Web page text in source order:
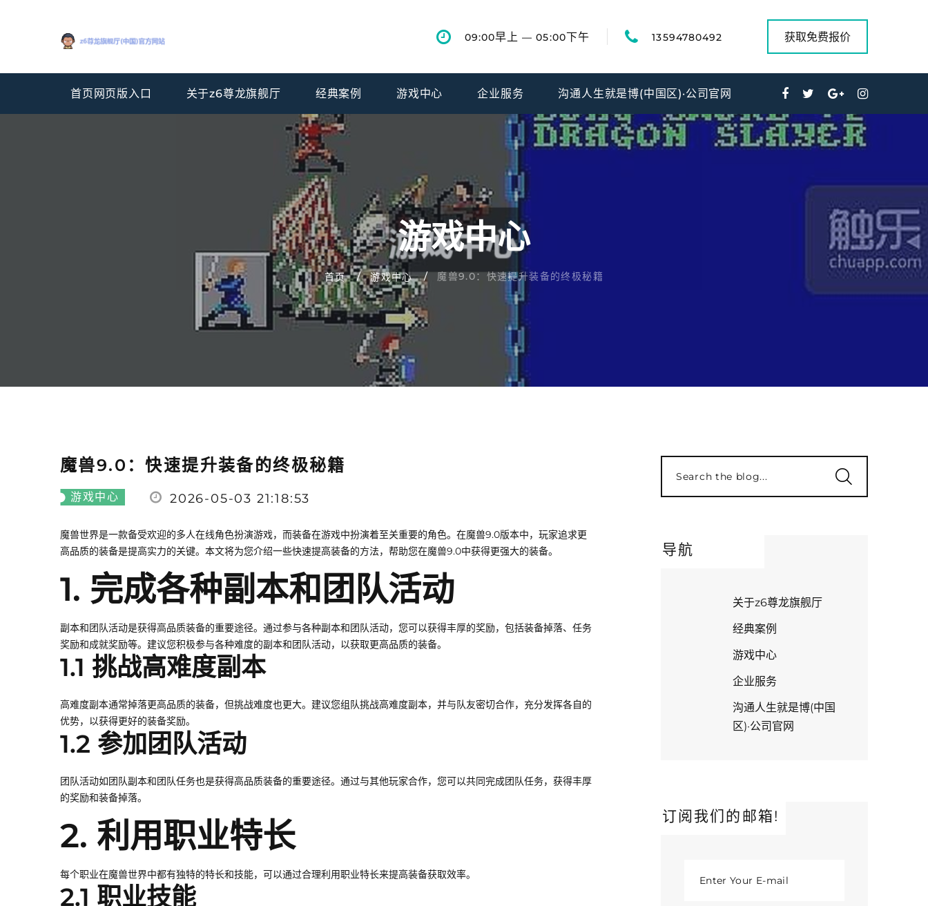
09:00早上 — 05:00下午 13594780492 获取免费报价
首页网页版入口 关于z6尊龙旗舰厅 经典案例 游戏中心 企业服务 沟通人生就是博(中国区)·公司官网
游戏中心
首页 游戏中心 魔兽9.0：快速提升装备的终极秘籍
魔兽9.0：快速提升装备的终极秘籍
游戏中心 2026-05-03 21:18:53
魔兽世界是一款备受欢迎的多人在线角色扮演游戏，而装备在游戏中扮演着至关重要的角色。在魔兽9.0版本中，玩家追求更
高品质的装备是提高实力的关键。本文将为您介绍一些快速提高装备的方法，帮助您在魔兽9.0中获得更强大的装备。
1. 完成各种副本和团队活动
副本和团队活动是获得高品质装备的重要途径。通过参与各种副本和团队活动，您可以获得丰厚的奖励，包括装备掉落、任务
奖励和成就奖励等。建议您积极参与各种难度的副本和团队活动，以获取更高品质的装备。
1.1 挑战高难度副本
高难度副本通常掉落更高品质的装备，但挑战难度也更大。建议您组队挑战高难度副本，并与队友密切合作，充分发挥各自的
优势，以获得更好的装备奖励。
1.2 参加团队活动
团队活动如团队副本和团队任务也是获得高品质装备的重要途径。通过与其他玩家合作，您可以共同完成团队任务，获得丰厚
的奖励和装备掉落。
2. 利用职业特长
每个职业在魔兽世界中都有独特的特长和技能，可以通过合理利用职业特长来提高装备获取效率。
2.1 职业技能
Search the blog...
导航
关于z6尊龙旗舰厅
经典案例
游戏中心
企业服务
沟通人生就是博(中国
区)·公司官网
订阅我们的邮箱!
Enter Your E-mail